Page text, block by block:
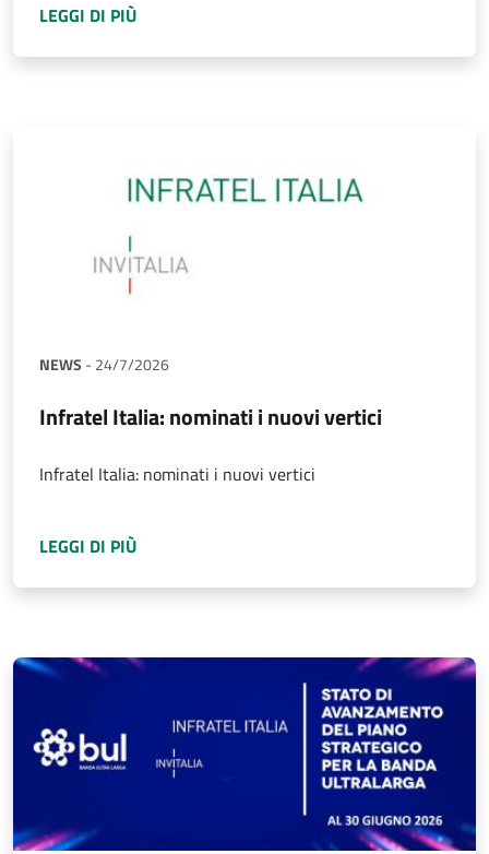
LEGGI DI PIÙ
NEWS - 24/7/2026
Infratel Italia: nominati i nuovi vertici
Infratel Italia: nominati i nuovi vertici
LEGGI DI PIÙ